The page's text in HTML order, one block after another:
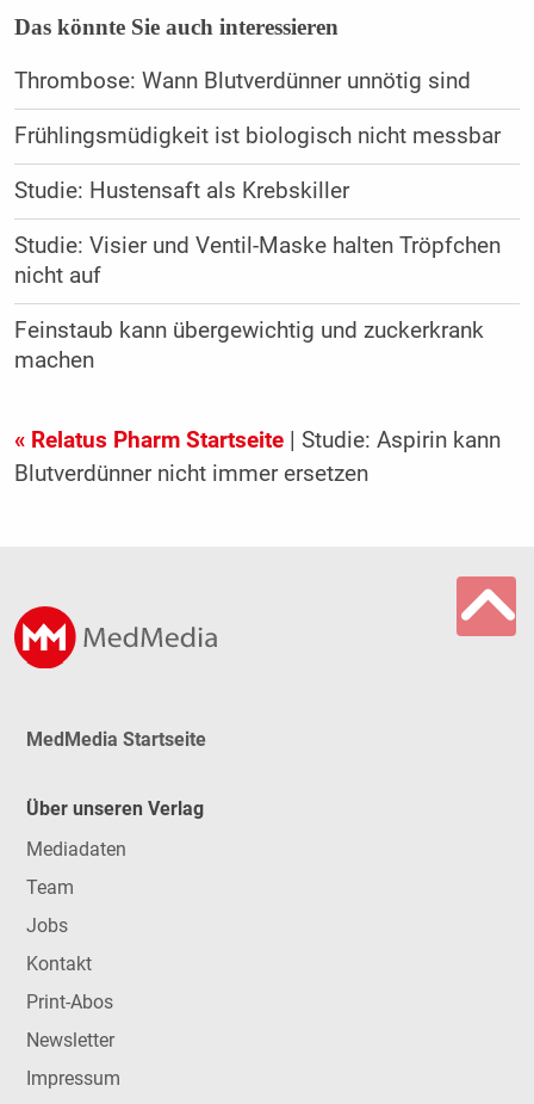
Das könnte Sie auch interessieren
Thrombose: Wann Blutverdünner unnötig sind
Frühlingsmüdigkeit ist biologisch nicht messbar
Studie: Hustensaft als Krebskiller
Studie: Visier und Ventil-Maske halten Tröpfchen
nicht auf
Feinstaub kann übergewichtig und zuckerkrank
machen
« Relatus Pharm Startseite| Studie: Aspirin kann
Blutverdünner nicht immer ersetzen
MedMedia Startseite
Über unseren Verlag
Mediadaten
Team
Jobs
Kontakt
Print-Abos
Newsletter
Impressum